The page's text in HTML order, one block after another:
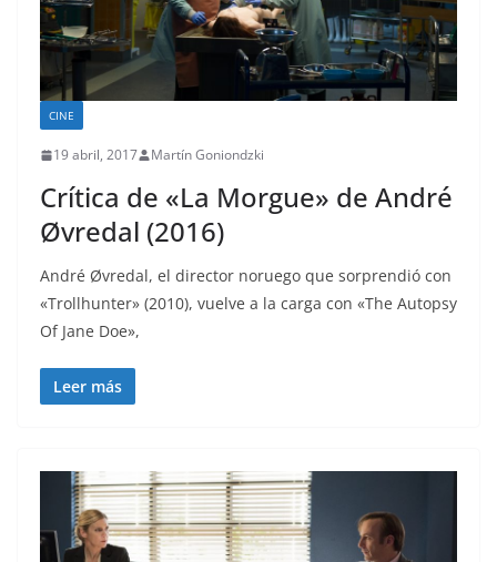
CINE
19 abril, 2017 Martín Goniondzki
Crítica de «La Morgue» de André
Øvredal (2016)
André Øvredal, el director noruego que sorprendió con
«Trollhunter» (2010), vuelve a la carga con «The Autopsy
Of Jane Doe»,
Leer más